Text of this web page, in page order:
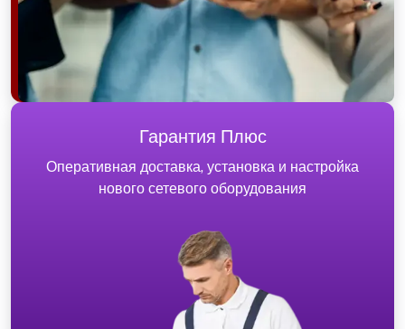
Гарантия Плюс
Оперативная доставка, установка и настройка
нового сетевого оборудования